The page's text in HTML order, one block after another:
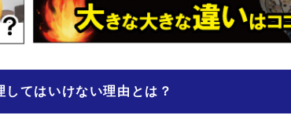
てはいけない理由とは？